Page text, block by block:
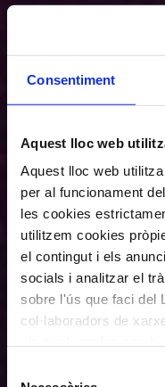
Consentiment
Aquest lloc web
Aquest lloc web
per al funcionament
les cookies
utilitzem cookies
el contingut i els
socials i analitzar el
sobre l'ús que faci del
col·laboradors de